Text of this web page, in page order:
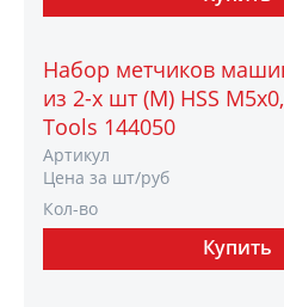
Набор метчиков
из 2-х шт (М) HSS
Tools 144050
Артикул
Цена за шт/руб
Кол-во